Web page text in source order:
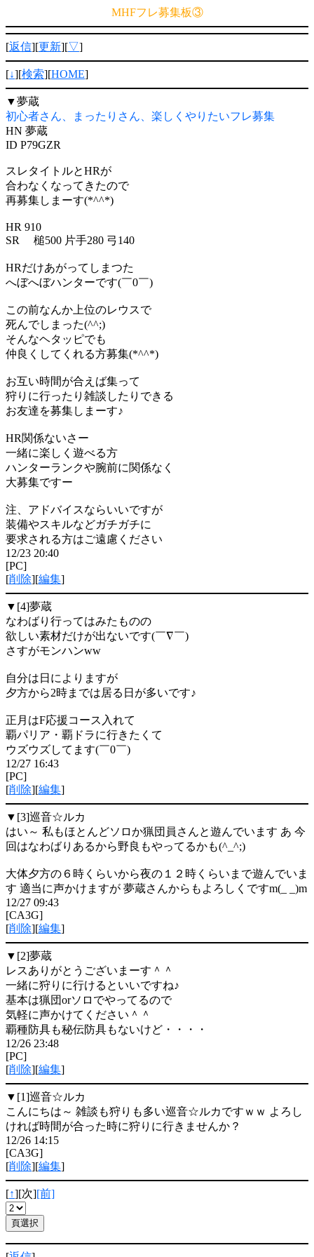
MHFフレ募集板③
[返信][更新][▽]
[↓][検索][HOME]
▼夢蔵
初心者さん、まったりさん、楽しくやりたいフレ募集
HN 夢蔵
ID P79GZR
スレタイトルとHRが
合わなくなってきたので
再募集しまーす(*^^*)
HR 910
SR 槌500 片手280 弓140
HRだけあがってしまつた
へぼへぼハンターです(￣0￣)
この前なんか上位のレウスで
死んでしまった(^^;)
そんなヘタッピでも
仲良くしてくれる方募集(*^^*)
お互い時間が合えば集って
狩りに行ったり雑談したりできる
お友達を募集しまーす♪
HR関係ないさー
一緒に楽しく遊べる方
ハンターランクや腕前に関係なく
大募集ですー
注、アドバイスならいいですが
装備やスキルなどガチガチに
要求される方はご遠慮ください
12/23 20:40
[PC]
[削除][編集]
▼[4]夢蔵
なわばり行ってはみたものの
欲しい素材だけが出ないです(￣∇￣)
さすがモンハンww
自分は日によりますが
夕方から2時までは居る日が多いです♪
正月はF応援コース入れて
覇パリア・覇ドラに行きたくて
ウズウズしてます(￣0￣)
12/27 16:43
[PC]
[削除][編集]
▼[3]巡音☆ルカ
はい～ 私もほとんどソロか猟団員さんと遊んでいます あ 今
回はなわばりあるから野良もやってるかも(^_^;)
大体夕方の６時くらいから夜の１２時くらいまで遊んでいま
す 適当に声かけますが 夢蔵さんからもよろしくですm(_ _)m
12/27 09:43
[CA3G]
[削除][編集]
▼[2]夢蔵
レスありがとうございまーす＾＾
一緒に狩りに行けるといいですね♪
基本は猟団orソロでやってるので
気軽に声かけてください＾＾
覇種防具も秘伝防具もないけど・・・・
12/26 23:48
[PC]
[削除][編集]
▼[1]巡音☆ルカ
こんにちは～ 雑談も狩りも多い巡音☆ルカですｗｗ よろし
ければ時間が合った時に狩りに行きませんか？
12/26 14:15
[CA3G]
[削除][編集]
[↑][次][前]